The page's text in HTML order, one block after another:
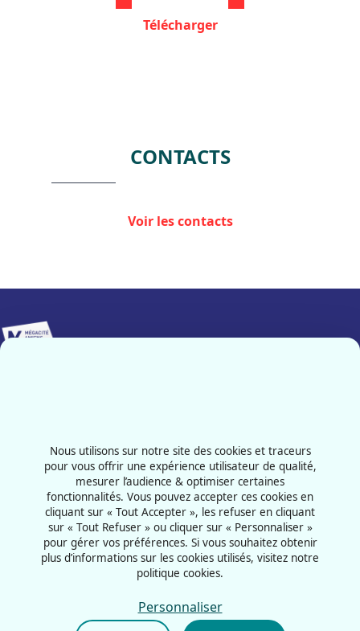
Télécharger
CONTACTS
Voir les contacts
101 Avenue de l'Hippodrome
80011 - Amiens
France
Nous utilisons sur notre site des cookies et traceurs
pour vous offrir une expérience utilisateur de qualité,
mesurer l’audience & optimiser certaines
fonctionnalités. Vous pouvez accepter ces cookies en
cliquant sur « Tout Accepter », les refuser en cliquant
sur « Tout Refuser » ou cliquer sur « Personnaliser »
pour gérer vos préférences. Si vous souhaitez obtenir
plus d’informations sur les cookies utilisés, visitez notre
politique cookies.
Personnaliser